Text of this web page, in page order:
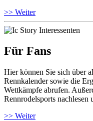
>> Weiter
Für Fans
Hier können Sie sich über
Rennkalender sowie die
Wettkämpfe abrufen.
Rennrodelsports
>> Weiter